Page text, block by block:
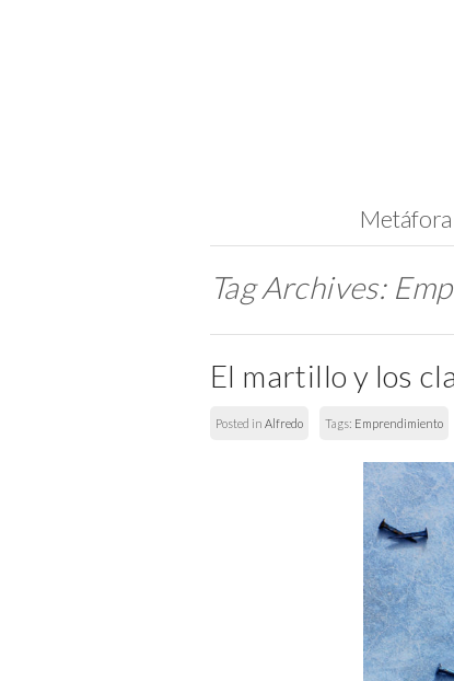
Metáfora
Tag Archives:
El martillo y los
Posted in Alfredo Tags: Emprendimiento